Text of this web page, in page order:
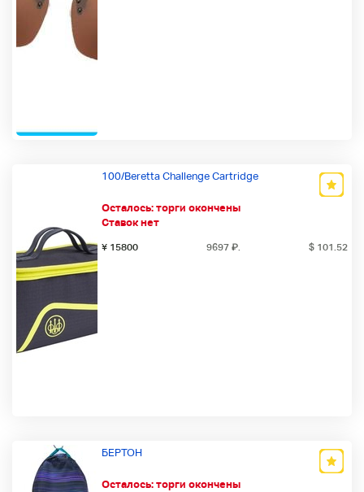
Осталось: торги окончены
Ставок нет
100/Beretta Challenge Cartridge
¥ 15800 9697 ₽. $ 101.52
Осталось: торги окончены
БЕРТОН